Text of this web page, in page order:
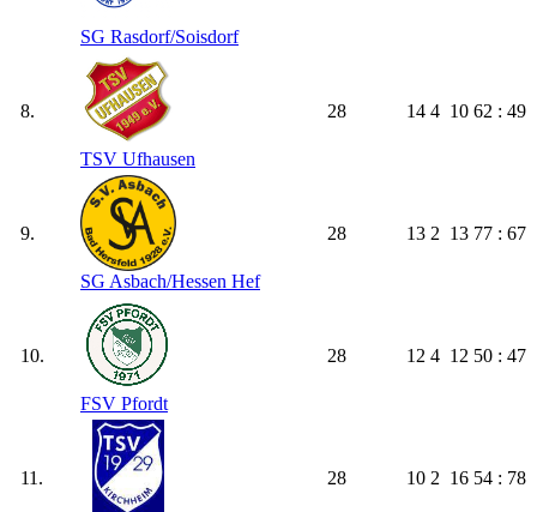
SG Rasdorf/​Soisdorf
8.
TSV Ufhausen
28 14 4 10 62 : 49
9.
SG Asbach/​Hessen Hef
28 13 2 13 77 : 67
10.
FSV Pfordt
28 12 4 12 50 : 47
11. 28 10 2 16 54 : 78